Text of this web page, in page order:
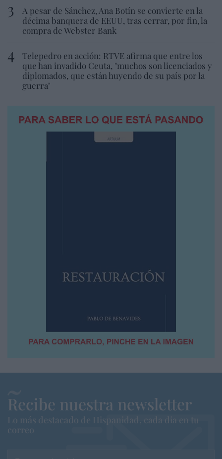
A pesar de Sánchez, Ana Botín se convierte en la
décima banquera de EEUU, tras cerrar, por fin, la
compra de Webster Bank
Telepedro en acción: RTVE afirma que entre los
que han invadido Ceuta, "muchos son licenciados y
diplomados, que están huyendo de su país por la
guerra"
Recibe nuestra newsletter
Lo más destacado de Hispanidad, cada dia en tu
correo